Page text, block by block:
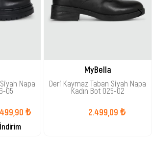
Napa
05
₺
MyBella
Deri Kaymaz Taban Siyah Napa
Kadın Bot 025-02
2.499,09 ₺